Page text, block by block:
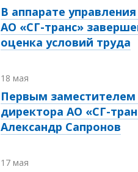
В аппарате
АО «СГ-транс»
оценка условий труда
18 мая
Первым заместителем
директора АО «СГ-
Александр Сапронов
17 мая